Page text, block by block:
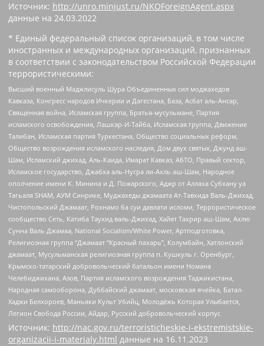
Источник: http://unro.minjust.ru/NKOForeignAgent.aspx
данные на 24.03.2022
* Единый федеральный список организаций, в том числе
иностранных и международных организаций, признанных
в соответствии с законодательством Российской Федерации
террористическими:
Высший военный Маджлисуль Шура Объединенных сил моджахедов
Кавказа, Конгресс народов Ичкерии и Дагестана, База, Асбат аль-Ансар,
Священная война, Исламская группа, Братья-мусульмане, Партия
исламского освобождения, Лашкар-И-Тайба, Исламская группа, Движение
Талибан, Исламская партия Туркестана, Общество социальных реформ,
Общество возрождения исламского наследия, Дом двух святых, Джунд аш-
Шам, Исламский джихад, Аль-Каида, Имарат Кавказ, АБТО, Правый сектор,
Исламское государство, Джабха аль-Нусра ли-Ахль аш-Шам, Народное
ополчение имени К. Минина и Д. Пожарского, Аджр от Аллаха Субхану уа
Тагьаля SHAM, АУМ Синрике, Муджахеды джамаата Ат-Тавхида Валь-Джихад,
Чистопольский Джамаат, Рохнамо ба суи давлати исломи, Террористическое
сообщество Сеть, Катиба Таухид валь-Джихад, Хайят Тахрир аш-Шам, Ахлю
Сунна Валь Джамаа, National Socialism/White Power, Артподготовка,
Религиозная группа “Джамаат “Красный пахарь”, Колумбайн, Хатлонский
джамаат, Мусульманская религиозная группа п. Кушкуль г. Оренбург,
Крымско-татарский добровольческий батальон имени Номана
Челебиджихана, Азов, Партия исламского возрождения Таджикистана,
Народная самооборона, Дуббайский джамаат, московская ячейка, Батал-
Хаджи Белхороев, Маньяки Культ Убийц, Молодёжь Которая Улыбается,
Легион Свобода России, Айдар, Русский добровольческий корпус
Источник: http://nac.gov.ru/terroristicheskie-i-ekstremistskie-
organizacii-i-materialy.html данные на 16.11.2023